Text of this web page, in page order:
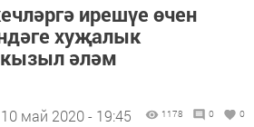
ирешүе өчен
хуҗалык
әләм
10 май 2020 - 19:45 1178 0 0